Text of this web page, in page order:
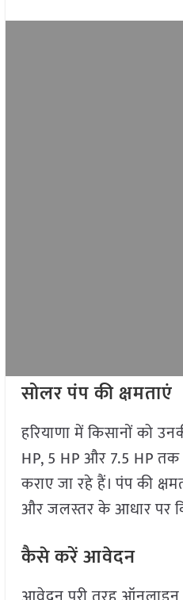
सोलर पंप की क्षमताएं
हरियाणा में किसानों को
HP, 5 HP और 7.5 HP
कराए जा रहे हैं। पंप की
और जलस्तर के आधार पर
कैसे करें आवेदन